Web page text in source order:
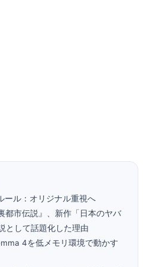
ール：オリジナル重視へ
都市伝説』、新作「日本のヤバ
として話題化した理由
4を低メモリ環境で動かす